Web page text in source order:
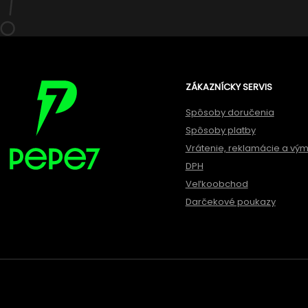
ZÁKAZNÍCKY SERVIS
Spôsoby doručenia
Spôsoby platby
Vrátenie, reklamácie a
DPH
Veľkoobchod
Darčekové poukazy